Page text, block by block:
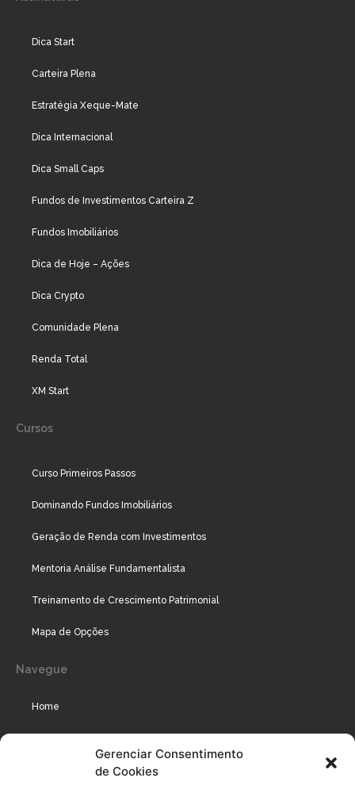
Gerenciar Consentimento
de Cookies
Dica Start
Carteira Plena
Estratégia Xeque-Mate
Dica Internacional
Dica Small Caps
Fundos de Investimentos Carteira Z
Fundos Imobiliários
Dica de Hoje – Ações
Dica Crypto
Comunidade Plena
Renda Total
XM Start
Cursos
Curso Primeiros Passos
Dominando Fundos Imobiliários
Geração de Renda com Investimentos
Mentoria Análise Fundamentalista
Treinamento de Crescimento Patrimonial
Mapa de Opções
Navegue
Home